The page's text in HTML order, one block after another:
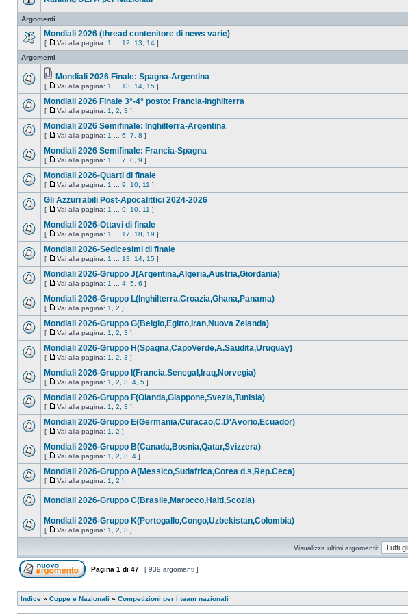
Argomenti
Mondiali 2026 (thread contenitore di news varie)
[ Vai alla pagina: 1 12 13 14 ]
Argomenti
Mondiali 2026 Finale: Spagna-Argentina
[ Vai alla pagina: 1 13 14 15 ]
Mondiali 2026 Finale 3°-4° posto: Francia-Inghilterra
[ Vai alla pagina: 1 2 3 ]
Mondiali 2026 Semifinale: Inghilterra-Argentina
[ Vai alla pagina: 1 6 7 8 ]
Mondiali 2026 Semifinale: Francia-Spagna
[ Vai alla pagina: 1 7 8 9 ]
Mondiali 2026-Quarti di finale
[ Vai alla pagina: 1 9 10 11 ]
Gli Azzurrabili Post-Apocalittici 2024-2026
[ Vai alla pagina: 1 9 10 11 ]
Mondiali 2026-Ottavi di finale
[ Vai alla pagina: 1 17 18 19 ]
Mondiali 2026-Sedicesimi di finale
[ Vai alla pagina: 1 13 14 15 ]
Mondiali 2026-Gruppo J(Argentina,Algeria,Austria,Giordania)
[ Vai alla pagina: 1 4 5 6 ]
Mondiali 2026-Gruppo L(Inghilterra,Croazia,Ghana,Panama)
[ Vai alla pagina: 1 2 ]
Mondiali 2026-Gruppo G(Belgio,Egitto,Iran,Nuova Zelanda)
[ Vai alla pagina: 1 2 3 ]
Mondiali 2026-Gruppo H(Spagna,CapoVerde,A.Saudita,Uruguay)
[ Vai alla pagina: 1 2 3 ]
Mondiali 2026-Gruppo I(Francia,Senegal,Iraq,Norvegia)
[ Vai alla pagina: 1 2 3 4 5 ]
Mondiali 2026-Gruppo F(Olanda,Giappone,Svezia,Tunisia)
[ Vai alla pagina: 1 2 3 ]
Mondiali 2026-Gruppo E(Germania,Curacao,C.D'Avorio,Ecuador)
[ Vai alla pagina: 1 2 ]
Mondiali 2026-Gruppo B(Canada,Bosnia,Qatar,Svizzera)
[ Vai alla pagina: 1 2 3 4 ]
Mondiali 2026-Gruppo A(Messico,Sudafrica,Corea d.s,Rep.Ceca)
[ Vai alla pagina: 1 2 ]
Mondiali 2026-Gruppo C(Brasile,Marocco,Haiti,Scozia)
Mondiali 2026-Gruppo K(Portogallo,Congo,Uzbekistan,Colombia)
[ Vai alla pagina: 1 2 3 ]
Visualizza ultimi argomenti:
Pagina 1 di 47 [ 939 argomenti ]
Indice » Coppe e Nazionali » Competizioni per i team nazionali